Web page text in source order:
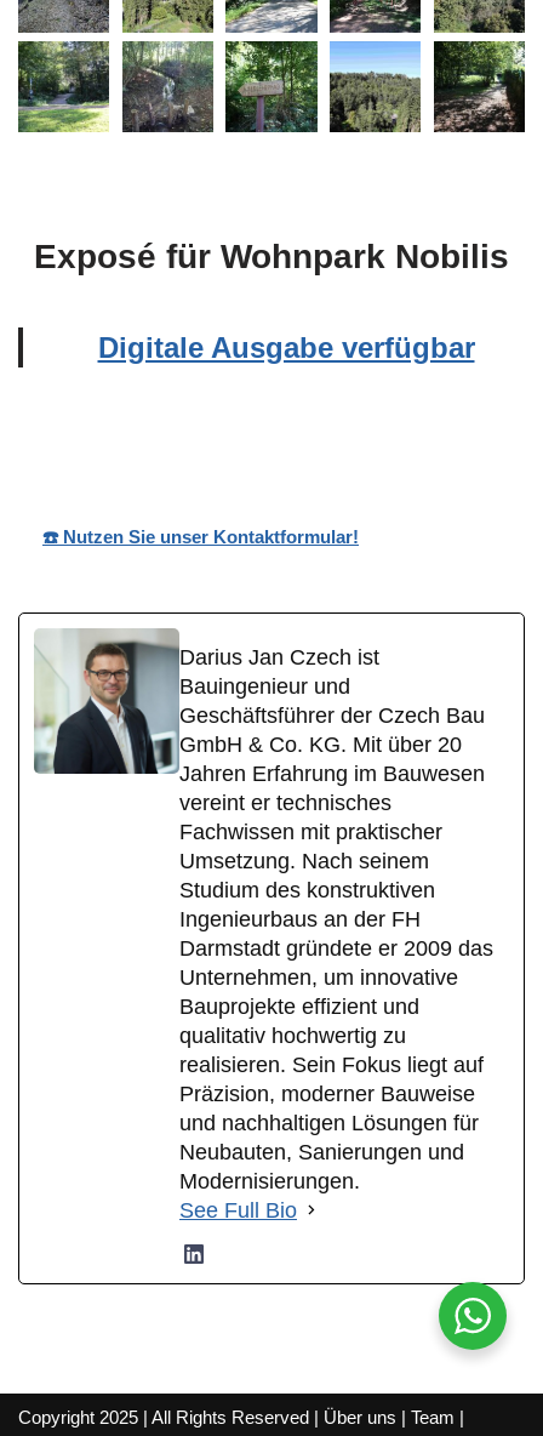
Exposé für Wohnpark Nobilis
Digitale Ausgabe verfügbar
☎️ Nutzen Sie unser Kontaktformular!
Darius Jan Czech ist
Bauingenieur und
Geschäftsführer der Czech Bau
GmbH & Co. KG. Mit über 20
Jahren Erfahrung im Bauwesen
vereint er technisches
Fachwissen mit praktischer
Umsetzung. Nach seinem
Studium des konstruktiven
Ingenieurbaus an der FH
Darmstadt gründete er 2009 das
Unternehmen, um innovative
Bauprojekte effizient und
qualitativ hochwertig zu
realisieren. Sein Fokus liegt auf
Präzision, moderner Bauweise
und nachhaltigen Lösungen für
Neubauten, Sanierungen und
Modernisierungen.
See Full Bio
Copyright 2025 | All Rights Reserved | Über uns | Team |